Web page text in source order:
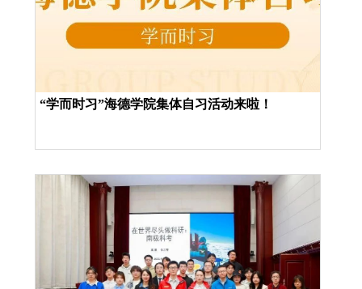
“学而时习”海德学院集体自习活动来啦！